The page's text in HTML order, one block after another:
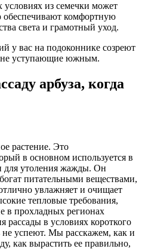
из семечки может
комфортную
света и грамотный уход.
у вас на подоконнике созреют
не уступающие южным.
арбуза, когда
растение. Это
в основном используется в
для утоления жажды. Он
питательными веществами,
увлажняет и очищает
тепловые требования,
в прохладных регионах
рассады в условиях короткого
не успеют. Мы расскажем, как и
как вырастить ее правильно,